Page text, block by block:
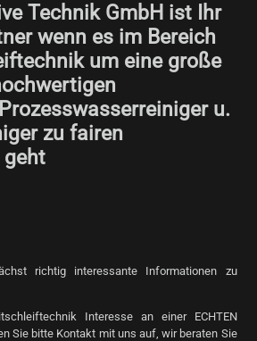
Technik GmbH ist Ihr
wenn es im Bereich
um eine große
u.
zu fairen
geht
richtig interessante Informationen zu
Interesse an einer ECHTEN
Sie bitte Kontakt mit uns auf, wir beraten Sie